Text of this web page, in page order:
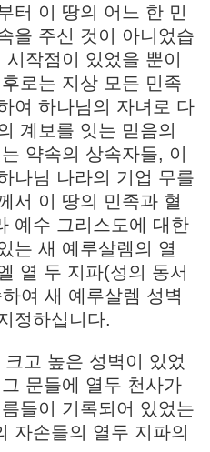
터 이 땅의 어느 한 민
을 주신 것이 아니었습
작점이 있었을 뿐이
로는 지상 모든 민족
여 하나님의 자녀로 다
계보를 잇는 믿음의
약속의 상속자들, 이
나님 나라의 기업 무를
서 이 땅의 민족과 혈
예수 그리스도에 대한
는 새 예루살렘의 열
열 두 지파(성의 동서
여 새 예루살렘 성벽
정하십니다.
고 높은 성벽이 있었
문들에 열두 천사가
들이 기록되어 있었는
자손들의 열두 지파의